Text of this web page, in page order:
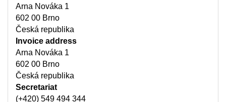
Arna Nováka 1
602 00 Brno
Česká republika
Invoice address
Arna Nováka 1
602 00 Brno
Česká republika
Secretariat
(+420) 549 494 344